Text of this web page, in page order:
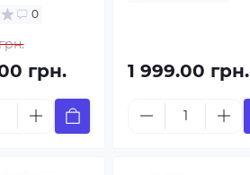
0
грн. 1 999.00 грн.